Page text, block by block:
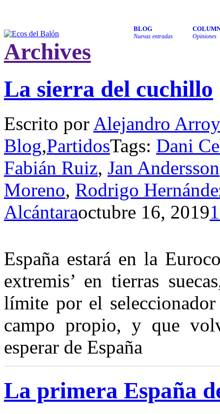
BLOG
Nuevas entradas Opiniones
Archives
La sierra del cuchillo
Escrito por Alejandro
Blog,PartidosTags: Dani
Fabián Ruiz, Jan Andersson
Moreno, Rodrigo
Alcántaraoctubre 16, 2019
España estará en la
extremis’ en tierras
límite por el seleccionador
campo propio, y que
esperar de España
La primera España